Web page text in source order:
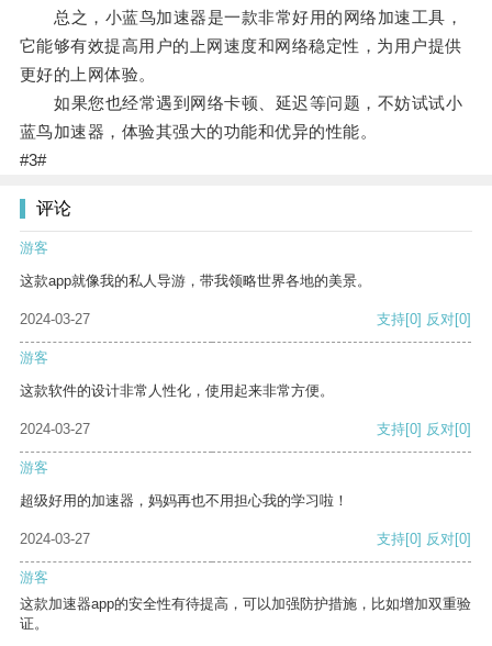
总之，小蓝鸟加速器是一款非常好用的网络加速工具，
它能够有效提高用户的上网速度和网络稳定性，为用户提供
更好的上网体验。
如果您也经常遇到网络卡顿、延迟等问题，不妨试试小
蓝鸟加速器，体验其强大的功能和优异的性能。
#3#
评论
游客
这款app就像我的私人导游，带我领略世界各地的美景。
2024-03-27 支持[0] 反对[0]
游客
这款软件的设计非常人性化，使用起来非常方便。
2024-03-27 支持[0] 反对[0]
游客
超级好用的加速器，妈妈再也不用担心我的学习啦！
2024-03-27 支持[0] 反对[0]
游客
这款加速器app的安全性有待提高，可以加强防护措施，比如增加双重验
证。